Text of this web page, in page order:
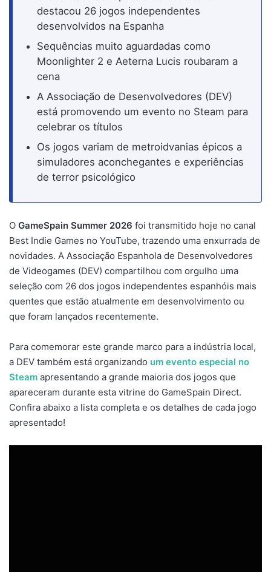
destacou 26 jogos independentes
desenvolvidos na Espanha
Sequências muito aguardadas como
Moonlighter 2 e Aeterna Lucis roubaram a
cena
A Associação de Desenvolvedores (DEV)
está promovendo um evento no Steam para
celebrar os títulos
Os jogos variam de metroidvanias épicos a
simuladores aconchegantes e experiências
de terror psicológico
O GameSpain Summer 2026 foi transmitido hoje no canal
Best Indie Games no YouTube, trazendo uma enxurrada de
novidades. A Associação Espanhola de Desenvolvedores
de Videogames (DEV) compartilhou com orgulho uma
seleção com 26 dos jogos independentes espanhóis mais
quentes que estão atualmente em desenvolvimento ou
que foram lançados recentemente.
Para comemorar este grande marco para a indústria local,
a DEV também está organizando um evento especial no
Steam apresentando a grande maioria dos jogos que
apareceram durante esta vitrine do GameSpain Direct.
Confira abaixo a lista completa e os detalhes de cada jogo
apresentado!